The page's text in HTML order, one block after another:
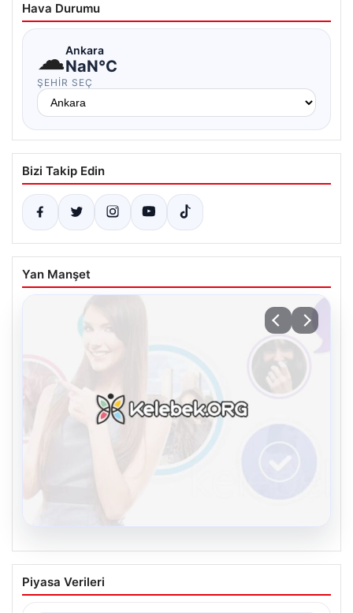
Hava Durumu
☁Ankara
NaN°C
ŞEHIR SEÇ
Bizi Takip Edin
Yan Manşet
Kelebek chat adresi İle Dijital İletişimin
Seviyeli Adresi Ve Muhabbet Deneyimi
Piyasa Verileri